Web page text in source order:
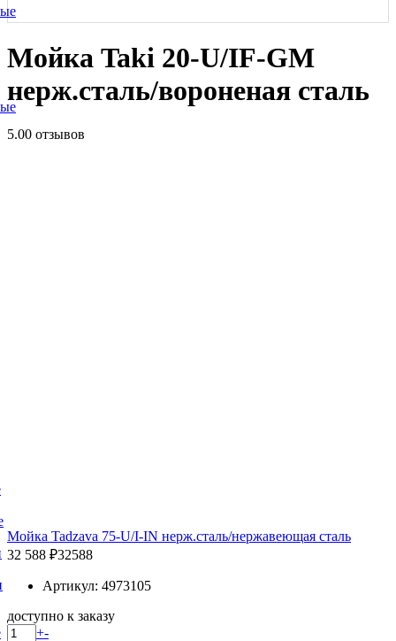
Мойка Taki 20-U/IF-GM
нерж.сталь/вороненая сталь
5.00 отзывов
Мойка Tadzava 75-U/I-IN нерж.сталь/нержавеющая сталь
32 588 ₽32588
Артикул: 4973105
доступно к заказу
+-